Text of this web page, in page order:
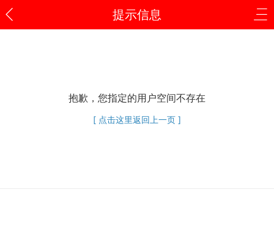
提示信息
抱歉，您指定的用户空间不存在
[ 点击这里返回上一页 ]